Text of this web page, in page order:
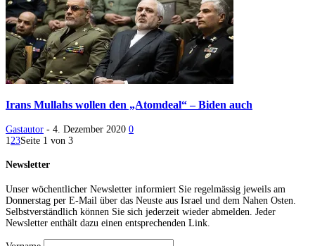
Irans Mullahs wollen den „Atomdeal“ – Biden auch
Gastautor - 4. Dezember 2020 0
1 23Seite 1 von 3
Newsletter
Unser wöchentlicher Newsletter informiert Sie regelmässig jeweils am
Donnerstag per E-Mail über das Neuste aus Israel und dem Nahen Osten.
Selbstverständlich können Sie sich jederzeit wieder abmelden. Jeder
Newsletter enthält dazu einen entsprechenden Link.